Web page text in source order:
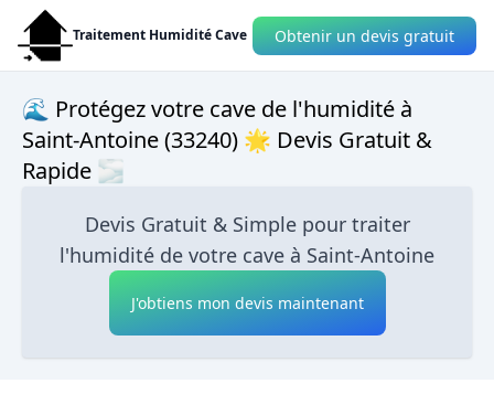
Traitement Humidité Cave Obtenir un devis gratuit
🌊 Protégez votre cave de l'humidité à
Saint-Antoine (33240) 🌟 Devis Gratuit &
Rapide 🌫
Devis Gratuit & Simple pour traiter
l'humidité de votre cave à Saint-Antoine
J'obtiens mon devis maintenant